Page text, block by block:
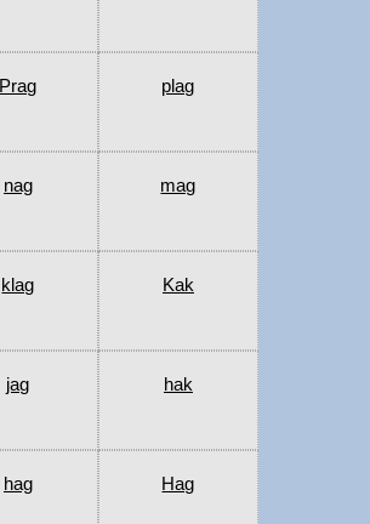
Prag plag
nag mag
klag Kak
jag hak
hag Hag